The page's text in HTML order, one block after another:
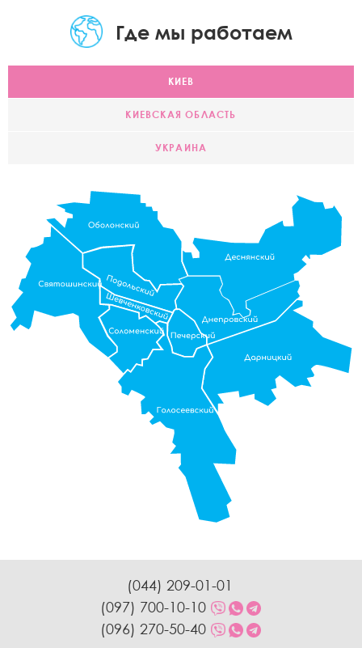
Где мы работаем
КИЕВ
КИЕВСКАЯ ОБЛАСТЬ
УКРАИНА
(044) 209-01-01
(097) 700-10-10
(096) 270-50-40